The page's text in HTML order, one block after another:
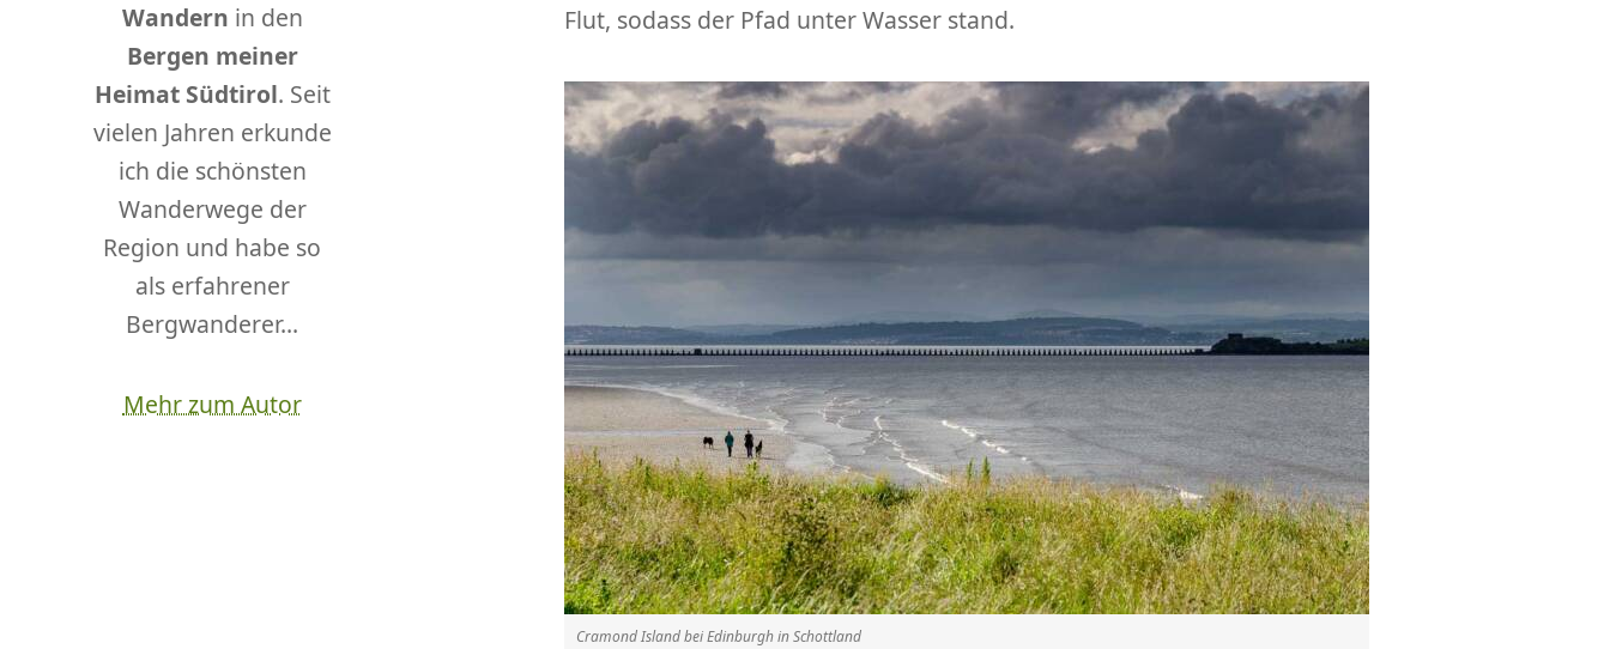
Flut, sodass der Pfad unter Wasser stand.
Cramond Island bei Edinburgh in Schottland
Wandern in den
Bergen meiner
Heimat Südtirol. Seit
vielen Jahren erkunde
ich die schönsten
Wanderwege der
Region und habe so
als erfahrener
Bergwanderer...
Mehr zum Autor